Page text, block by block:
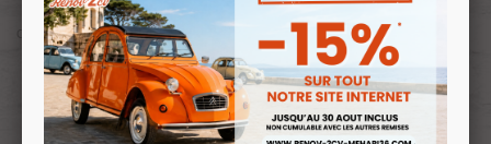
OU PAYER EN
Profitez de prix remisés
avec la Carte clubRenov 2cv